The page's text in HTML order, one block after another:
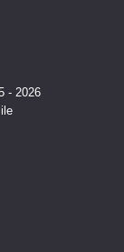
- 2026